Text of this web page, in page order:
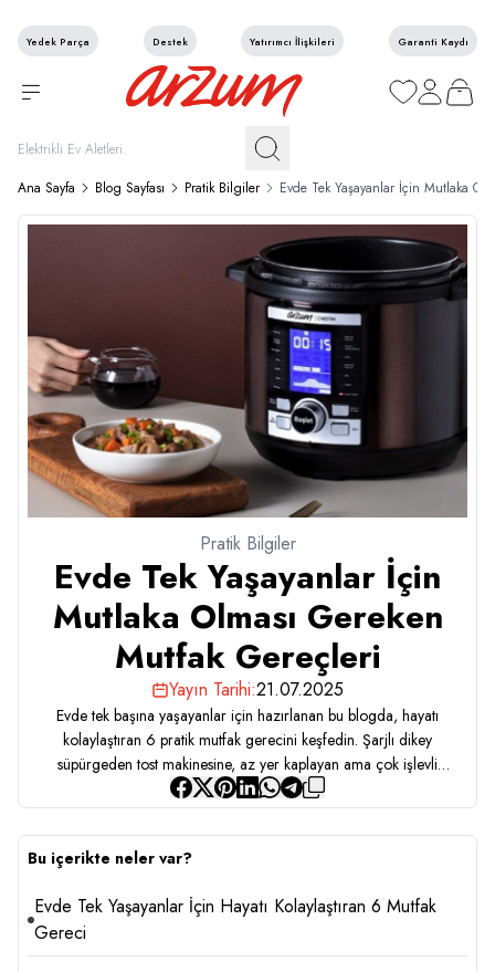
Yedek Parça Destek Yatırımcı İlişkileri Garanti Kaydı
Favorilerim
Hesabım
Sepetim
Ana Sayfa Blog Sayfası Pratik Bilgiler Evde Tek Yaşayanlar İçin Mutlaka
Pratik Bilgiler
Evde Tek Yaşayanlar İçin
Mutlaka Olması Gereken
Mutfak Gereçleri
Yayın Tarihi:21.07.2025
Evde tek başına yaşayanlar için hazırlanan bu blogda, hayatı
kolaylaştıran 6 pratik mutfak gerecini keşfedin. Şarjlı dikey
süpürgeden tost makinesine, az yer kaplayan ama çok işlevli
cihazlarla tanışın!
Bu içerikte neler var?
Evde Tek Yaşayanlar İçin Hayatı Kolaylaştıran 6 Mutfak
Gereci